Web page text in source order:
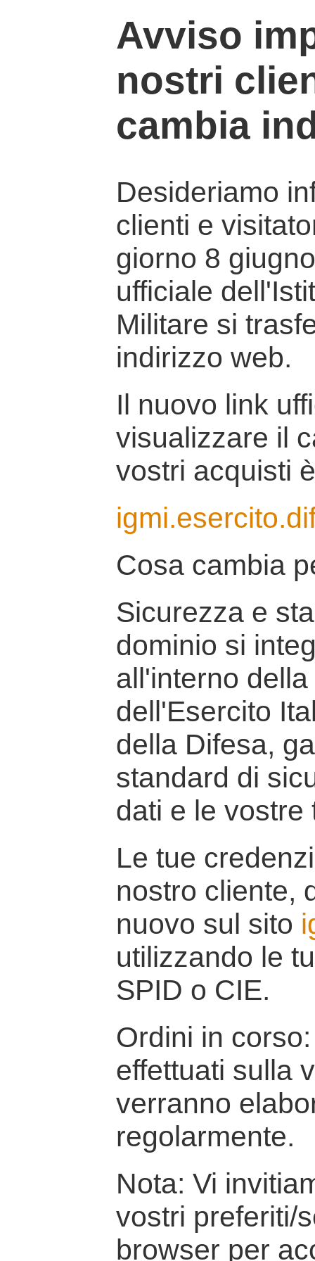
Avviso
nostri
cambia
Desideriamo
clienti e
giorno 8
ufficiale
Militare si
indirizzo web.
Il nuovo link
visualizzare il
vostri acquisti
Cosa cambia
Sicurezza e
dominio si
all'interno
dell'Esercito
della Difesa,
standard di
dati e le vostre
Le tue
nostro cliente,
nuovo sul sito
utilizzando le
SPID o CIE.
Ordini in
effettuati sulla
verranno
regolarmente.
Nota: Vi
vostri preferiti/
browser per